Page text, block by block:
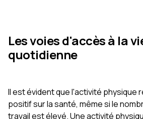
Les voies d'accès à la
quotidienne
Il est évident que l'activité physique
positif sur la santé, même si le
travail est élevé. Une activité